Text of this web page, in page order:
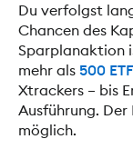
Du verfolgst
Chancen des
Sparplanaktion
mehr als 500
Xtrackers – bis
Ausführung.
möglich.